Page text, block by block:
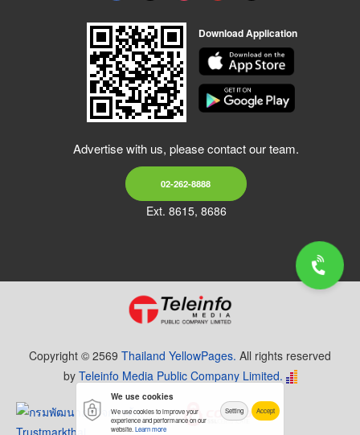
Download Application
Advertise with us, please contact our team.
02-262-8888
Ext. 8615, 8686
Copyright © 2569 Thailand YellowPages. All rights reserved
by Teleinfo Media Public Company Limited.
We use cookies
We use cookies to improve your
experience and performance on our
website. Learn more
Setting Accept